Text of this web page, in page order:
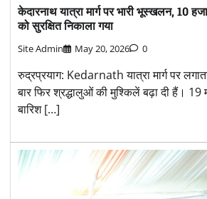
केदारनाथ यात्रा मार्ग पर भारी भूस्खलन, 10
को सुरक्षित निकाला गया
Site Admin May 20, 2026 0
रुद्रप्रयाग: Kedarnath यात्रा मार्ग पर
बार फिर श्रद्धालुओं की मुश्किलें बढ़ा दी हैं। 19
बारिश […]